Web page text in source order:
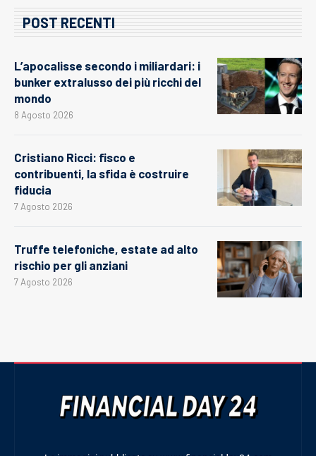
POST RECENTI
L’apocalisse secondo i miliardari: i
bunker extralusso dei più ricchi del
mondo
8 Agosto 2026
Cristiano Ricci: fisco e
contribuenti, la sfida è costruire
fiducia
7 Agosto 2026
Truffe telefoniche, estate ad alto
rischio per gli anziani
7 Agosto 2026